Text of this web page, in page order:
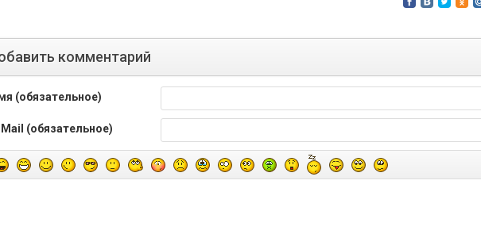
комментарий
(обязательное)
Mail (обязательное)